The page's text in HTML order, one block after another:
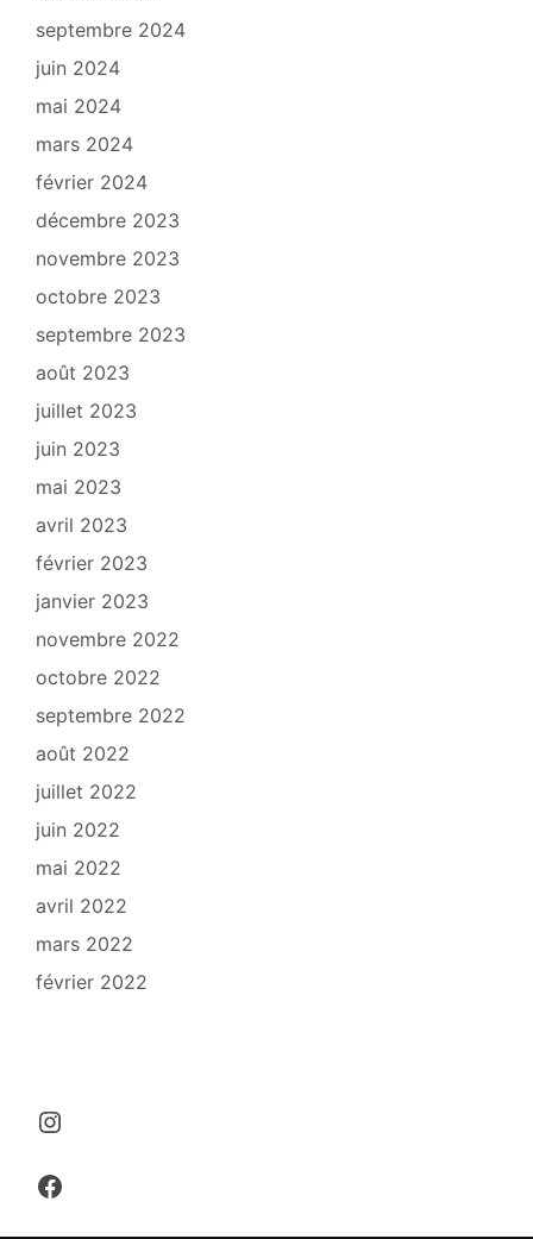
septembre 2024
juin 2024
mai 2024
mars 2024
février 2024
décembre 2023
novembre 2023
octobre 2023
septembre 2023
août 2023
juillet 2023
juin 2023
mai 2023
avril 2023
février 2023
janvier 2023
novembre 2022
octobre 2022
septembre 2022
août 2022
juillet 2022
juin 2022
mai 2022
avril 2022
mars 2022
février 2022
Instagram
Facebook